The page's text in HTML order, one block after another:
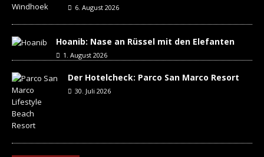
6. August 2026
Hoanib: Nase an Rüssel mit den Elefanten
1. August 2026
Der Hotelcheck: Parco San Marco Resort
30. Juli 2026